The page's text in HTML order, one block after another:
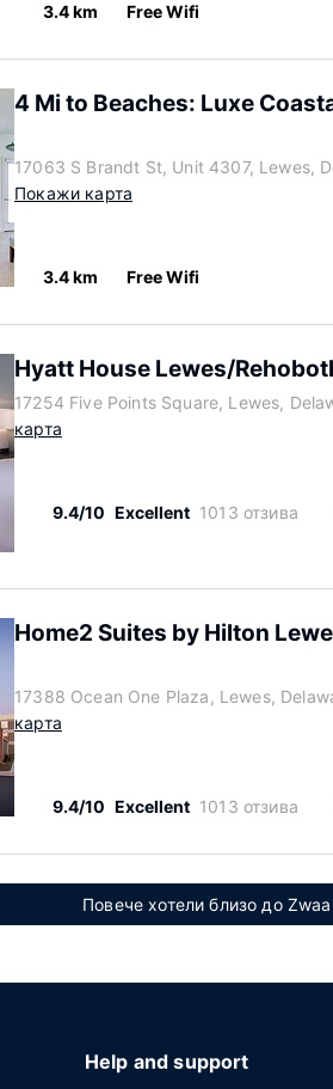
3.4 km Free Wifi
4 Mi to Beaches: Luxe
17063 S Brandt St, Unit 4307, Lewes,
Покажи карта
3.4 km Free Wifi
Hyatt House Lewes/
17254 Five Points Square, Lewes,
карта
9.4/10 Excellent 1013 отзива
Home2 Suites by Hilton
17388 Ocean One Plaza, Lewes,
карта
9.4/10 Excellent 1013 отзива
Повече хотели близо до
Help and support